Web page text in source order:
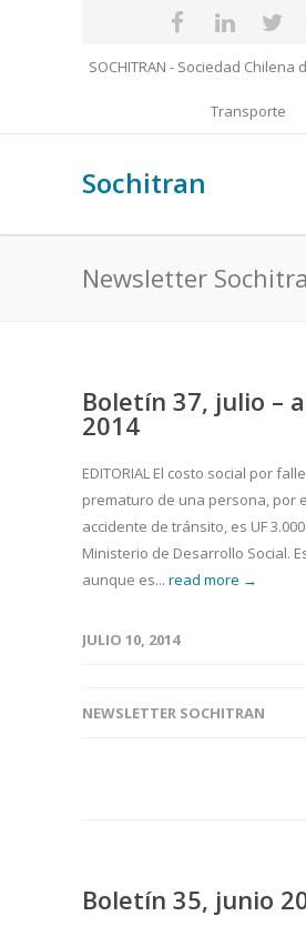
SOCHITRAN - Sociedad Chilena
Transporte
Sochitran
Newsletter
Boletín 37, julio –
2014
EDITORIAL El costo social por
prematuro de una persona, por
accidente de tránsito, es UF
Ministerio de Desarrollo Social.
aunque es... read more →
JULIO 10, 2014
NEWSLETTER SOCHITRAN
Boletín 35, junio